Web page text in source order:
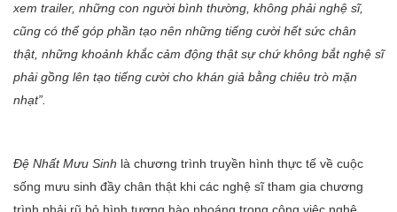
xem trailer, những con người bình thường, không phải nghệ sĩ,
cũng có thể góp phần tạo nên những tiếng cười hết sức chân
thật, những khoảnh khắc cảm động thật sự chứ không bắt nghệ sĩ
phải gồng lên tạo tiếng cười cho khán giả bằng chiêu trò mặn
nhạt”.
Đệ Nhất Mưu Sinh là chương trình truyền hình thực tế về cuộc
sống mưu sinh đầy chân thật khi các nghệ sĩ tham gia chương